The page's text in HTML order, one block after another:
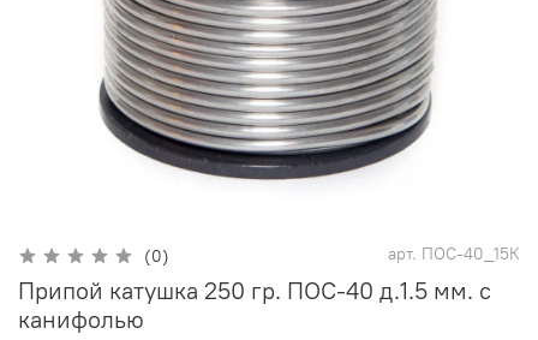
(0) арт. ПОС-40_15К
Припой катушка 250 гр. ПОС-40 д.1.5 мм. с
канифолью